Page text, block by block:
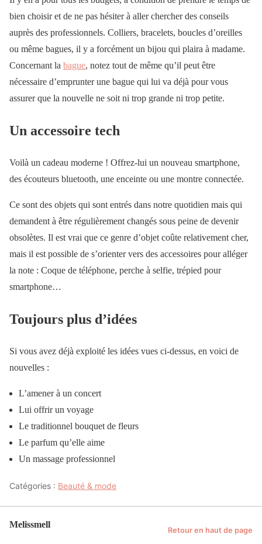
bien choisir et de ne pas hésiter à aller chercher des conseils
auprès des professionnels. Colliers, bracelets, boucles d’oreilles
ou même bagues, il y a forcément un bijou qui plaira à madame.
Concernant la bague, notez tout de même qu’il peut être
nécessaire d’emprunter une bague qui lui va déjà pour vous
assurer que la nouvelle ne soit ni trop grande ni trop petite.
Un accessoire tech
Voilà un cadeau moderne ! Offrez-lui un nouveau smartphone,
des écouteurs bluetooth, une enceinte ou une montre connectée.
Ce sont des objets qui sont entrés dans notre quotidien mais qui
demandent à être régulièrement changés sous peine de devenir
obsolètes. Il est vrai que ce genre d’objet coûte relativement cher,
mais il est possible de s’orienter vers des accessoires pour alléger
la note : Coque de téléphone, perche à selfie, trépied pour
smartphone…
Toujours plus d’idées
Si vous avez déjà exploité les idées vues ci-dessus, en voici de
nouvelles :
L’amener à un concert
Lui offrir un voyage
Le traditionnel bouquet de fleurs
Le parfum qu’elle aime
Un massage professionnel
Catégories : Beauté & mode
Melissmell
Retour en haut de page